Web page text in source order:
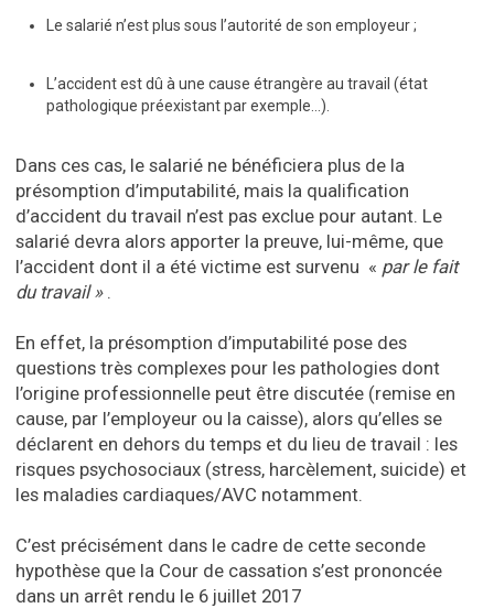
Le salarié n’est plus sous l’autorité de son employeur ;
L’accident est dû à une cause étrangère au travail (état
pathologique préexistant par exemple…).
Dans ces cas, le salarié ne bénéficiera plus de la
présomption d’imputabilité, mais la qualification
d’accident du travail n’est pas exclue pour autant. Le
salarié devra alors apporter la preuve, lui-même, que
l’accident dont il a été victime est survenu « par le fait
du travail » .
En effet, la présomption d’imputabilité pose des
questions très complexes pour les pathologies dont
l’origine professionnelle peut être discutée (remise en
cause, par l’employeur ou la caisse), alors qu’elles se
déclarent en dehors du temps et du lieu de travail : les
risques psychosociaux (stress, harcèlement, suicide) et
les maladies cardiaques/AVC notamment.
C’est précisément dans le cadre de cette seconde
hypothèse que la Cour de cassation s’est prononcée
dans un arrêt rendu le 6 juillet 2017